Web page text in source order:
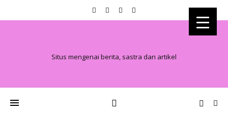
Situs mengenai berita, sastra dan artikel